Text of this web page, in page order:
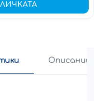
Описание